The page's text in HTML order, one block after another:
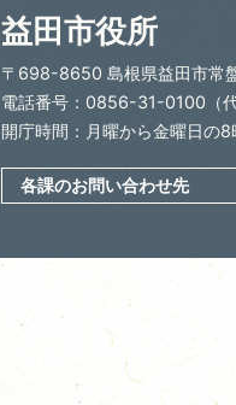
益田市役所
〒698-8650 島根県益田市常
電話番号：0856-31-0100（代
開庁時間：月曜から金曜日の
各課のお問い合わせ先